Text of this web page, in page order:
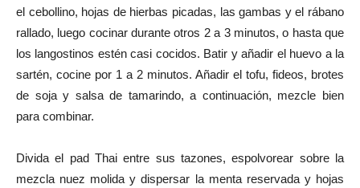
el cebollino, hojas de hierbas picadas, las gambas y el rábano
rallado, luego cocinar durante otros 2 a 3 minutos, o hasta que
los langostinos estén casi cocidos. Batir y añadir el huevo a la
sartén, cocine por 1 a 2 minutos. Añadir el tofu, fideos, brotes
de soja y salsa de tamarindo, a continuación, mezcle bien
para combinar.
Divida el pad Thai entre sus tazones, espolvorear sobre la
mezcla nuez molida y dispersar la menta reservada y hojas